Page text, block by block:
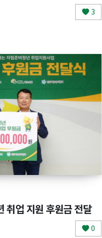
3
취업 지원 후원금 전달
0